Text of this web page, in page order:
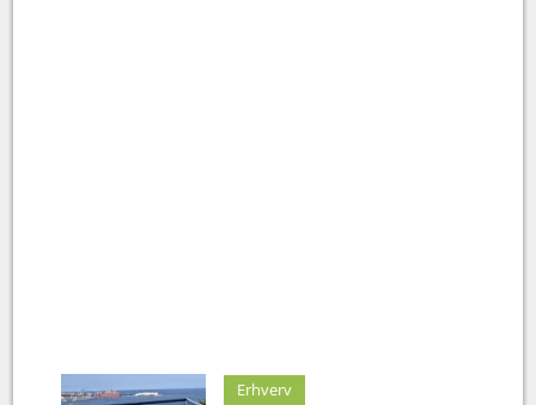
Erhverv